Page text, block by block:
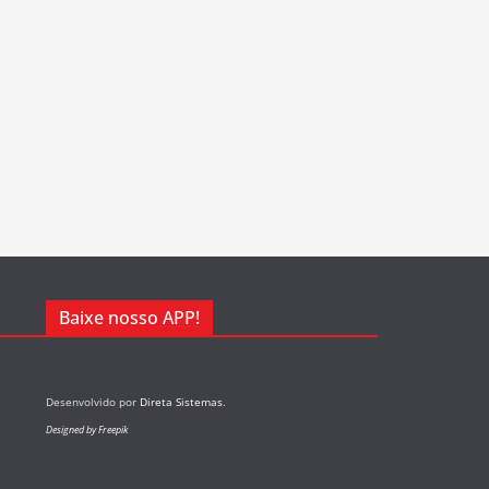
Baixe nosso APP!
Desenvolvido por Direta Sistemas.
Designed by Freepik